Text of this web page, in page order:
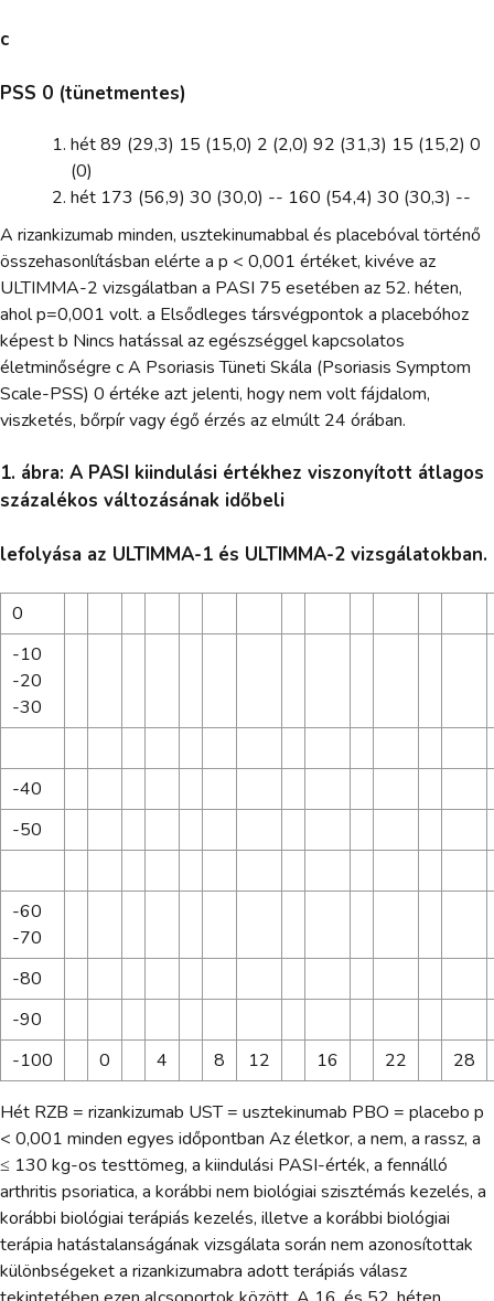
c
PSS 0 (tünetmentes)
hét 89 (29,3) 15 (15,0) 2 (2,0) 92 (31,3) 15 (15,2) 0
(0)
hét 173 (56,9) 30 (30,0) -- 160 (54,4) 30 (30,3) --
A rizankizumab minden, usztekinumabbal és placebóval történő
összehasonlításban elérte a p < 0,001 értéket, kivéve az
ULTIMMA-2 vizsgálatban a PASI 75 esetében az 52. héten,
ahol p=0,001 volt. a Elsődleges társvégpontok a placebóhoz
képest b Nincs hatással az egészséggel kapcsolatos
életminőségre c A Psoriasis Tüneti Skála (Psoriasis Symptom
Scale-PSS) 0 értéke azt jelenti, hogy nem volt fájdalom,
viszketés, bőrpír vagy égő érzés az elmúlt 24 órában.
1. ábra: A PASI kiindulási értékhez viszonyított átlagos
százalékos változásának időbeli
lefolyása az ULTIMMA-1 és ULTIMMA-2 vizsgálatokban.
0
-10
-20
-30
-40
-50
-60
-70
-80
-90
-100
0 4 8 12 16 22 28
Hét RZB = rizankizumab UST = usztekinumab PBO = placebo p
< 0,001 minden egyes időpontban Az életkor, a nem, a rassz, a
≤ 130 kg-os testtömeg, a kiindulási PASI-érték, a fennálló
arthritis psoriatica, a korábbi nem biológiai szisztémás kezelés, a
korábbi biológiai terápiás kezelés, illetve a korábbi biológiai
terápia hatástalanságának vizsgálata során nem azonosítottak
különbségeket a rizankizumabra adott terápiás válasz